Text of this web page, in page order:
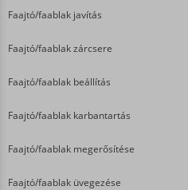
Faajtó/faablak javítás
Faajtó/faablak zárcsere
Faajtó/faablak beállítás
Faajtó/faablak karbantartás
Faajtó/faablak megerősítése
Faajtó/faablak üvegezése